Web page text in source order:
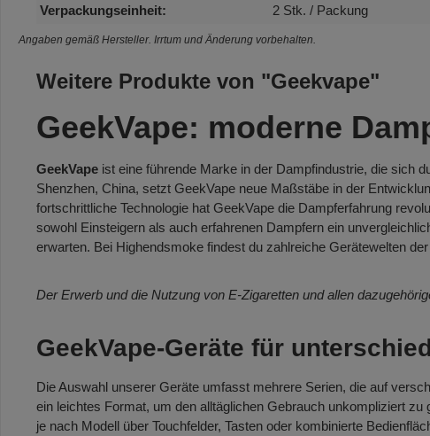
Verpackungseinheit:
2 Stk. / Packung
Angaben gemäß Hersteller. Irrtum und Änderung vorbehalten.
Weitere Produkte von "Geekvape"
GeekVape: moderne
GeekVape ist eine führende Marke in der Dampfindustrie, die sich
Shenzhen, China, setzt GeekVape neue Maßstäbe in der
fortschrittliche Technologie hat GeekVape die Dampferfahrung
sowohl Einsteigern als auch erfahrenen Dampfern ein
erwarten. Bei Highendsmoke findest du zahlreiche Gerätewelten
Der Erwerb und die Nutzung von E-Zigaretten und allen
GeekVape-Geräte für
Die Auswahl unserer Geräte umfasst mehrere Serien, die auf
ein leichtes Format, um den alltäglichen Gebrauch unkompliziert
je nach Modell über Touchfelder, Tasten oder kombinierte